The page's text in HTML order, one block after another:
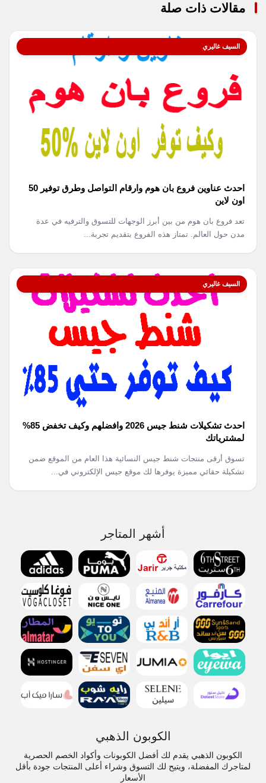
مقالات ذات صلة
السيف غاليري
احدث عناوين فروع بان هوم وارقام التواصل وطرق توفير 50
اون لاين
تعد فروع بان هوم من بين أبرز الوجهات للتسوق والترفيه في عدة
مدن حول العالم. تمتاز هذه الفروع بتقديم تجربة...
السيف غاليري
احدث تشكيلات شنط جيس 2026 وافضلهم وكيف تخفض 85%
لمشترياتك
تسوق أرقى منتجات شنط جيس النسائية هذا العام من الموقع ضمن
تشكيلة حقائي مميزة يوفرها لك موقع جيس الإلكتروني في...
أشهر المتاجر
الكوبون الذهبي
الكوبون الذهبي يقدم لك أفضل الكوبونات وأكواد الخصم الحصرية
لمتاجرك المفضلة، ويتيح لك التسوق وشراء أعلى المنتجات جودة بأقل
الأسعار